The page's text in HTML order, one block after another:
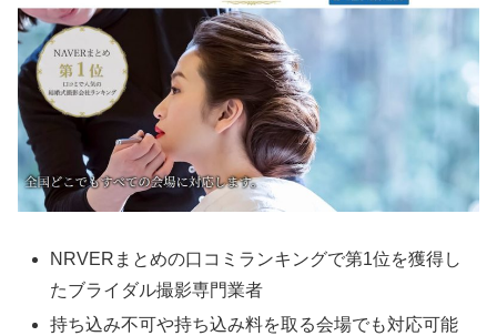
NRVERまとめの口コミランキングで第1位を獲得し
たブライダル撮影専門業者
持ち込み不可や持ち込み料を取る会場でも対応可能